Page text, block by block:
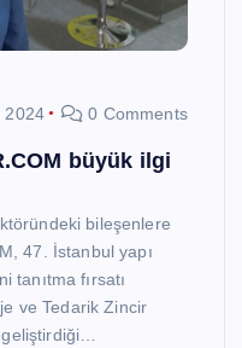
2024 0 Comments
büyük ilgi
bileşenlere
47. İstanbul yapı
tanıtma fırsatı
ve Tedarik Zincir